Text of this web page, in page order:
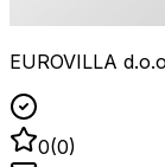
EUROVILLA
0(0)